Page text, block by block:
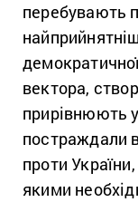
перебувають
вектора,
прирівнюють
постраждали
проти
якими